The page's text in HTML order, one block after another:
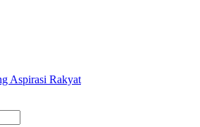
Aspirasi Rakyat